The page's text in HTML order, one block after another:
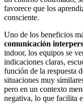
favorece que los
consciente.
Uno de los beneficios
comunicación
indoor, los equipos se
indicaciones claras,
función de la respuesta
situaciones muy
pero en un contexto
negativa, lo que facilita